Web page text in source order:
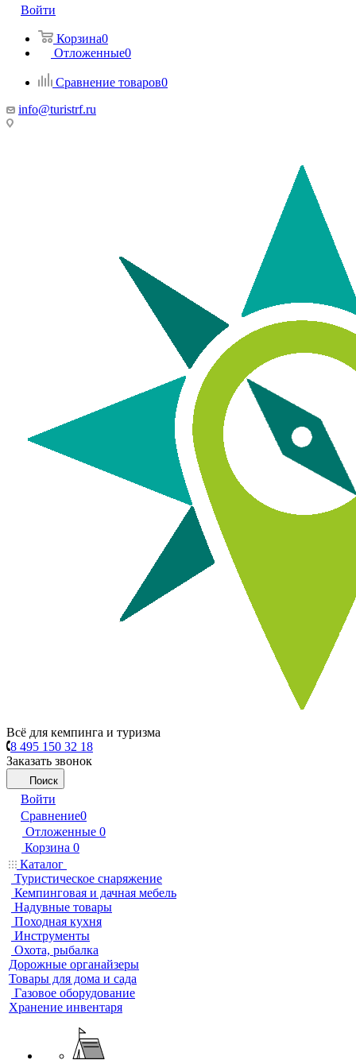
Войти
Корзина0
Отложенные0
Сравнение товаров0
info@turistrf.ru
Всё для кемпинга и туризма
8 495 150 32 18
Заказать звонок
Поиск
Войти
Сравнение0
Отложенные 0
Корзина 0
Каталог
Туристическое снаряжение
Кемпинговая и дачная мебель
Надувные товары
Походная кухня
Инструменты
Охота, рыбалка
Дорожные органайзеры
Товары для дома и сада
Газовое оборудование
Хранение инвентаря